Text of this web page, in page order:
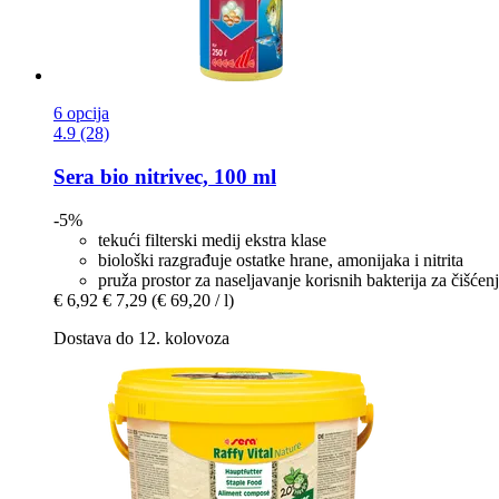
6 opcija
4.9 (28)
Sera bio nitrivec, 100 ml
-5%
tekući filterski medij ekstra klase
biološki razgrađuje ostatke hrane, amonijaka i nitrita
pruža prostor za naseljavanje korisnih bakterija za
€ 6,92 € 7,29 (€ 69,20 / l)
Dostava do 12. kolovoza